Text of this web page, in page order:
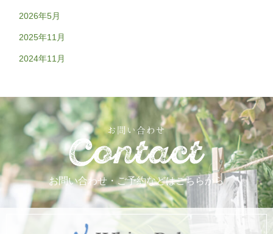
2026年5月
2025年11月
2024年11月
お問い合わせ
お問い合わせ・ご予約などはこちらから